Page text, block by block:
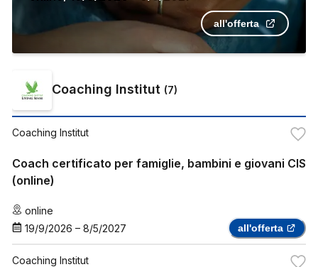
all'offerta
Coaching Institut (7)
Coaching Institut
Coach certificato per famiglie, bambini e giovani CIS
(online)
online
19/9/2026 – 8/5/2027 all'offerta
Coaching Institut